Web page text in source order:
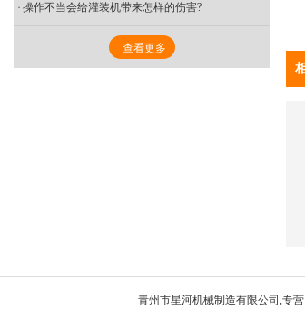
操作不当会给灌装机带来怎样的伤害?
查看更多
青州市星河机械制造有限公司,专营